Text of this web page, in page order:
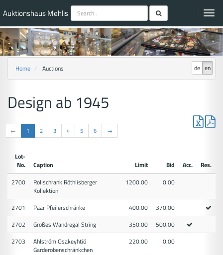
Auktionshaus Mehlis
de en
Home Auctions
Design ab 1945
← 1 2 3 4 5 6 →
Lot-
No.
Caption Limit Bid Acc.
Res.
2700
Rollschrank Röthlisberger
Kollektion
1200.00 0.00
2701 Paar Pfeilerschränke 400.00
370.00
2702
Großes Wandregal String 350.00
500.00
2703
Ahlström Osakeyhtiö
Garderobenschränkchen
220.00 0.00